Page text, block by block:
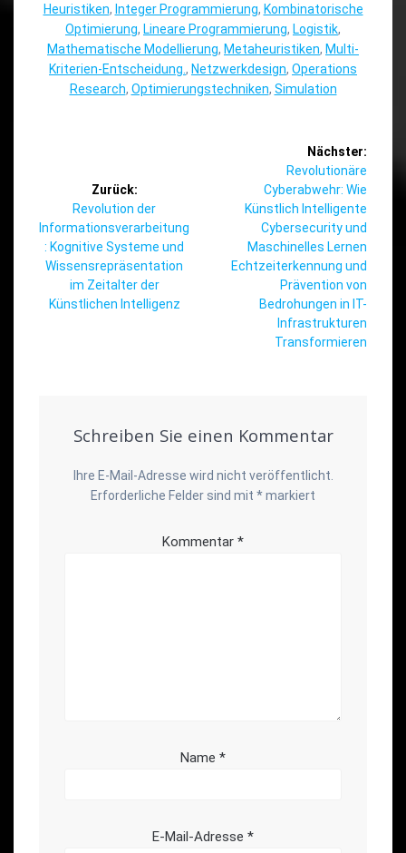
Heuristiken, Integer Programmierung, Kombinatorische
Optimierung, Lineare Programmierung, Logistik,
Mathematische Modellierung, Metaheuristiken, Multi-
Kriterien-Entscheidung. , Netzwerkdesign, Operations
Research, Optimierungstechniken, Simulation
Zurück:
Vorheriger
Beitrag:
Revolution der
Informationsverarbeitung
: Kognitive Systeme und
Wissensrepräsentation
im Zeitalter der
Künstlichen Intelligenz
Nächster:
Nächster
Beitrag:
Revolutionäre
Cyberabwehr: Wie
Künstlich Intelligente
Cybersecurity und
Maschinelles Lernen
Echtzeiterkennung und
Prävention von
Bedrohungen in IT-
Infrastrukturen
Transformieren
Schreiben Sie einen Kommentar
Ihre E-Mail-Adresse wird nicht veröffentlicht.
Erforderliche Felder sind mit *markiert
Kommentar *
Name *
E-Mail-Adresse *